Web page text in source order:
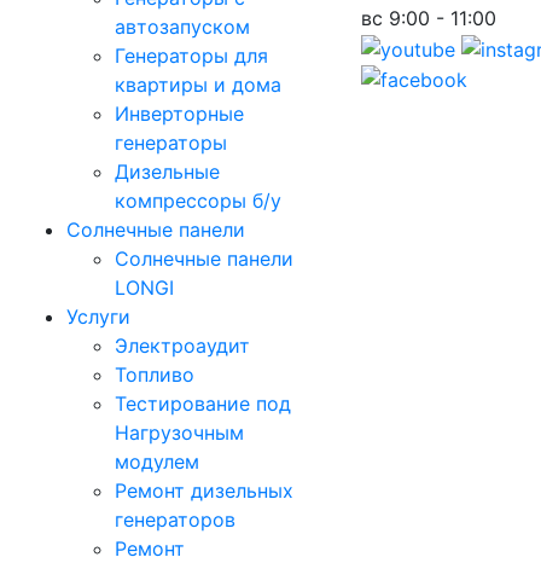
автозапуском
Генераторы для
квартиры и дома
Инверторные
генераторы
Дизельные
компрессоры б/у
Солнечные панели
Солнечные панели
LONGI
Услуги
Электроаудит
Топливо
Тестирование под
Нагрузочным
модулем
Ремонт дизельных
генераторов
Ремонт
вс 9:00 - 11:00